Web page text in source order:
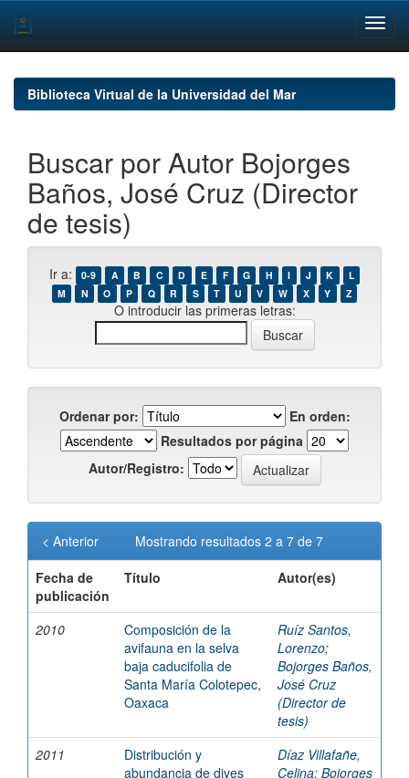
navigationBiblioteca Virtual de la Universidad del Mar
Buscar por Autor Bojorges
Baños, José Cruz (Director
de tesis)
Ir a: 0-9 A B C D E F G H I J K
L
M
N O P Q R S T U V W X Y Z
O introducir las primeras letras:
Ordenar por:
En orden:
Resultados por página
Autor/Registro:
Mostrando resultados 2 a 7 de 7
< Anterior
Fecha de
publicación
Título Autor(es)
2010
Composición de la
avifauna en la selva
baja caducifolia de
Santa María Colotepec,
Oaxaca
Ruíz Santos,
Lorenzo;
Bojorges Baños,
José Cruz
(Director de
tesis)
2011
Distribución y
abundancia de dives
Díaz Villafañe,
Celina; Bojorges